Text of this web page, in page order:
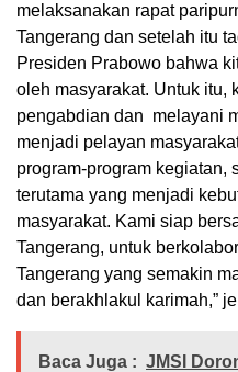
melaksanakan rapat
Tangerang dan setelah itu
Presiden Prabowo bahwa
oleh masyarakat. Untuk itu,
pengabdian dan melayani
menjadi pelayan
program-program kegiatan,
terutama yang menjadi
masyarakat. Kami siap
Tangerang, untuk
Tangerang yang semakin
dan berakhlakul karimah,”
Baca Juga : JMSI